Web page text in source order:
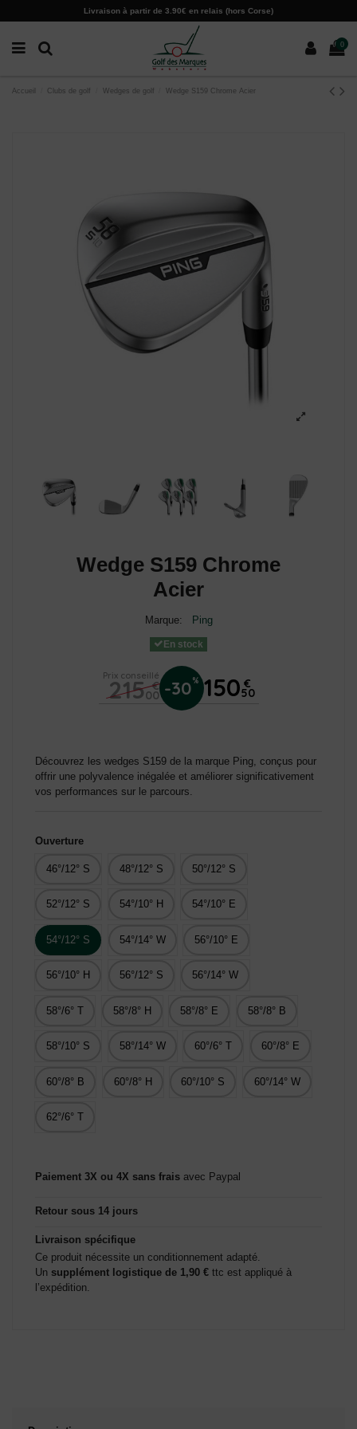
Livraison à partir de 3.90€ en relais (hors Corse)
0
Accueil Clubs de golf Wedges de golf Wedge S159 Chrome Acier
Wedge S159 Chrome
Acier
Marque: Ping
En stock
Prix conseillé
215 €
00 -30% 150 €
50
Découvrez les wedges S159 de la marque Ping, conçus pour
offrir une polyvalence inégalée et améliorer significativement
vos performances sur le parcours.
Ouverture
46°/12° S 48°/12° S 50°/12° S
52°/12° S 54°/10° H 54°/10° E
54°/12° S 54°/14° W 56°/10° E
56°/10° H 56°/12° S 56°/14° W
58°/6° T 58°/8° H 58°/8° E 58°/8° B
58°/10° S 58°/14° W 60°/6° T 60°/8° E
60°/8° B 60°/8° H 60°/10° S 60°/14° W
62°/6° T
Paiement 3X ou 4X sans frais avec Paypal
Retour sous 14 jours
Livraison spécifique
Ce produit nécessite un conditionnement adapté.
Un supplément logistique de 1,90 € ttc est appliqué à
l’expédition.
Paramètres des cookies